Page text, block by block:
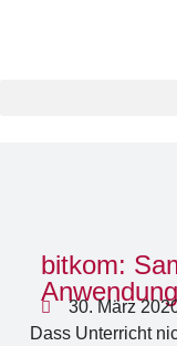
bitkom:
30. März
Dass Unterricht